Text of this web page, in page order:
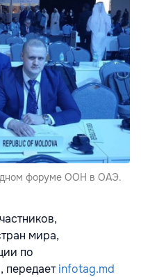
форуме ООН в ОАЭ.
мира,
по
передаетinfotag.md